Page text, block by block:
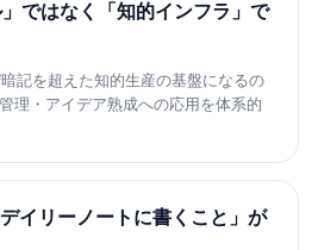
ではなく「知的インフラ」で
記を超えた知的生産の基盤になるの
理・アイデア熟成への応用を体系的
イリーノートに書くこと」が